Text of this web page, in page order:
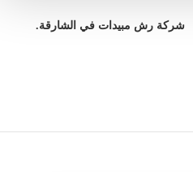
شركة رش مبيدات في الشارقة.